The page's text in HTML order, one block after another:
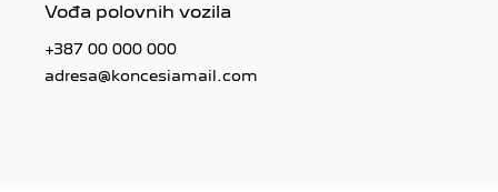
Vođa polovnih vozila
+387 00 000 000
adresa@koncesiamail.com